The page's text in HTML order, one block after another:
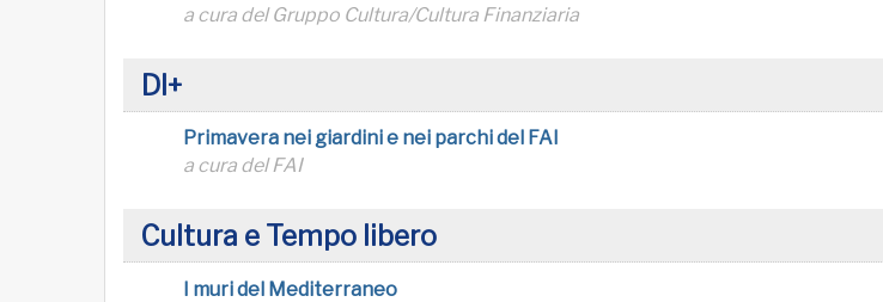
a cura del Gruppo Cultura/Cultura Finanziaria
DI+
Primavera nei giardini e nei parchi del FAI
a cura del FAI
Cultura e Tempo libero
I muri del Mediterraneo